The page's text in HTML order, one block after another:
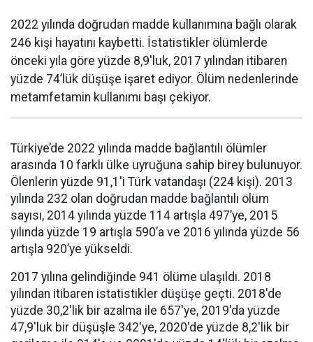
2022 yılında doğrudan madde kullanımına bağlı olarak
246 kişi hayatını kaybetti. İstatistikler ölümlerde
önceki yıla göre yüzde 8,9'luk, 2017 yılından itibaren
yüzde 74’lük düşüşe işaret ediyor. Ölüm nedenlerinde
metamfetamin kullanımı başı çekiyor.
Türkiye’de 2022 yılında madde bağlantılı ölümler
arasında 10 farklı ülke uyruğuna sahip birey bulunuyor.
Ölenlerin yüzde 91,1'i Türk vatandaşı (224 kişi). 2013
yılında 232 olan doğrudan madde bağlantılı ölüm
sayısı, 2014 yılında yüzde 114 artışla 497’ye, 2015
yılında yüzde 19 artışla 590’a ve 2016 yılında yüzde 56
artışla 920’ye yükseldi.
2017 yılına gelindiğinde 941 ölüme ulaşıldı. 2018
yılından itibaren istatistikler düşüşe geçti. 2018'de
yüzde 30,2'lik bir azalma ile 657'ye, 2019'da yüzde
47,9'luk bir düşüşle 342'ye, 2020'de yüzde 8,2'lik bir